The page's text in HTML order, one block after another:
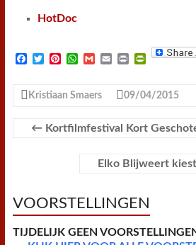
HotDoc
e
o
t
r
t
e
W
t
p
G
i
n
P
n
r
n
Kristiaan Smaers 09/04/2015
← Kortfilmfestival Kort
Elko Blijweert kiest
VOORSTELLINGEN
TIJDELIJK GEEN